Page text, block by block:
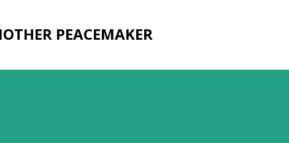
PEACEMAKER